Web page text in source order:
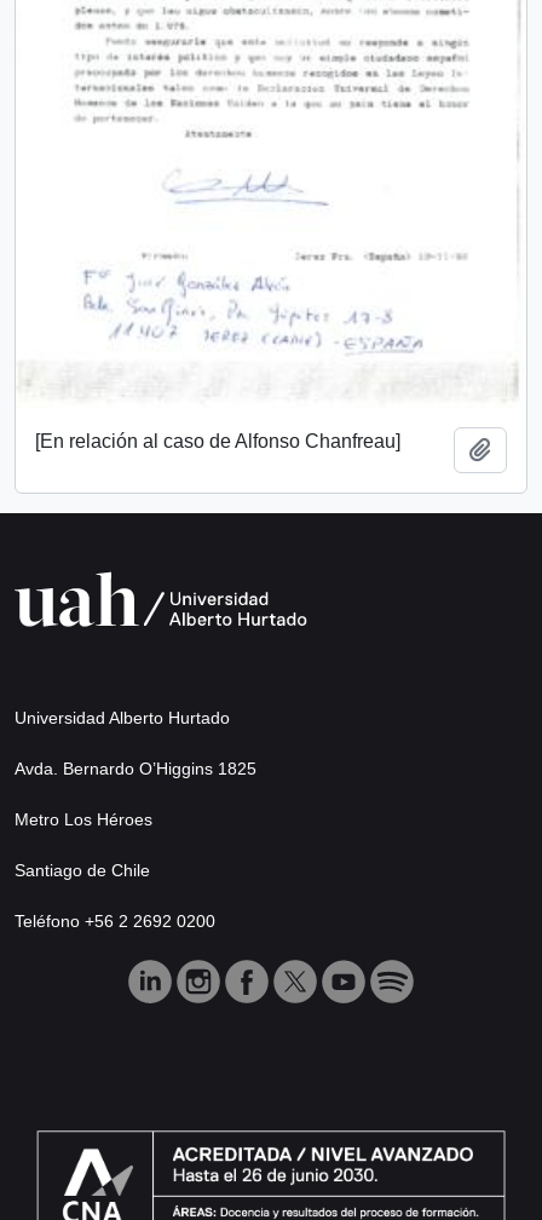
[En relación al caso de Alfonso Chanfreau]
Universidad Alberto Hurtado
Avda. Bernardo O’Higgins 1825
Metro Los Héroes
Santiago de Chile
Teléfono +56 2 2692 0200